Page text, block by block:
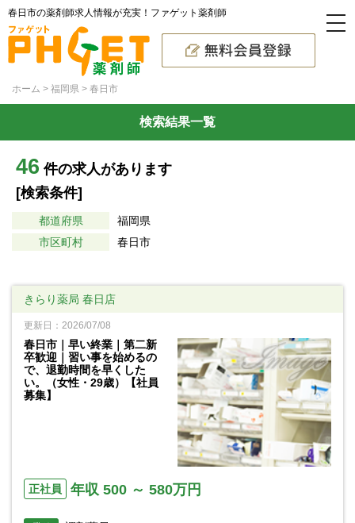
春日市の薬剤師求人情報が充実！ファゲット薬剤師
ホーム 福岡県 春日市
検索結果一覧
46 件の求人があります
[検索条件]
都道府県
福岡県
市区町村
春日市
きらり薬局 春日店
更新日：2026/07/08
春日市｜早い終業｜第二新
卒歓迎｜習い事を始めるの
で、退勤時間を早くした
い。（女性・29歳）【社員
募集】
正社員 年収 500 ～ 580万円